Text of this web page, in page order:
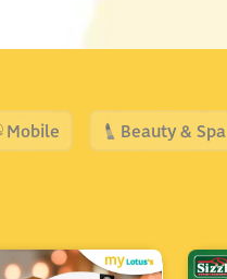
Mobile Beauty & Spa